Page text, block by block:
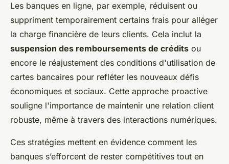
Les banques en ligne, par exemple, réduisent ou
suppriment temporairement certains frais pour alléger
la charge financière de leurs clients. Cela inclut la
suspension des remboursements de crédits ou
encore le réajustement des conditions d'utilisation de
cartes bancaires pour refléter les nouveaux défis
économiques et sociaux. Cette approche proactive
souligne l'importance de maintenir une relation client
robuste, même à travers des interactions numériques.
Ces stratégies mettent en évidence comment les
banques s’efforcent de rester compétitives tout en